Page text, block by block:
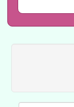
接
接
月
業
用
115
桃
開
「
關
轉